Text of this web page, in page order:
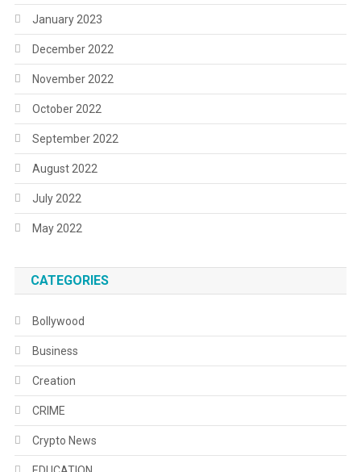
January 2023
December 2022
November 2022
October 2022
September 2022
August 2022
July 2022
May 2022
CATEGORIES
Bollywood
Business
Creation
CRIME
Crypto News